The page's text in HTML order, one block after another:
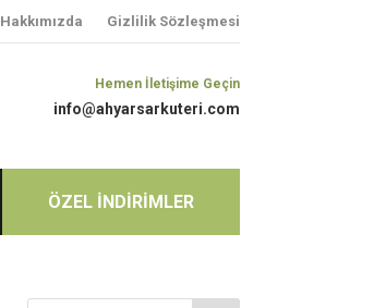
Hakkımızda Gizlilik Sözleşmesi
Hemen İletişime Geçin
info@ahyarsarkuteri.com
ÖZEL İNDİRİMLER